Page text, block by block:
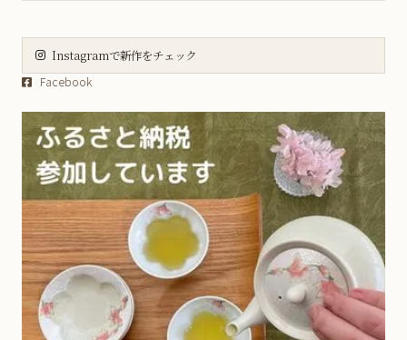
大皿
虹彩野菜シリーズ
薄ピンク釉虹彩桜シリーズ
五福こうもりシリーズ
方割シリーズ
伝統工芸士作品 - ガーベラシリーズ
茶碗蒸し
ギフト包装
2026年8月
2
16
17 18 19 20 21
22
23
25 26 28
29
30
31
土・日・祝日は定休日となります。
お休み期間中のご注文商品の発送、
お問い合わせの対応は翌営業日以降と
なりますので、予めご了承ください。
Instagramで新作をチェック
Facebook